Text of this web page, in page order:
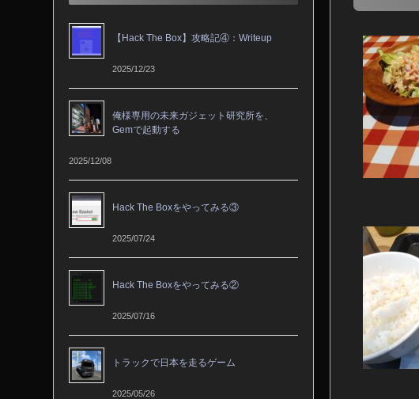
【Hack The Box】攻略記④：Writeup
2025/12/23
俺様専用の未来ガジェット研究所を、
Gemで起動する
2025/12/08
Hack The Boxをやってみる③
2025/07/24
Hack The Boxをやってみる②
2025/07/16
トラックで日本を走るゲーム
2025/05/26